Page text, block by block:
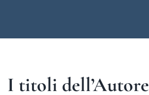
I titoli dell’Autore